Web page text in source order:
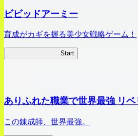
ビビッドアーミー
育成がカギを握る美少女戦略ゲーム！
Start
ありふれた職業で世界最強 リ
この錬成師、世界最強。